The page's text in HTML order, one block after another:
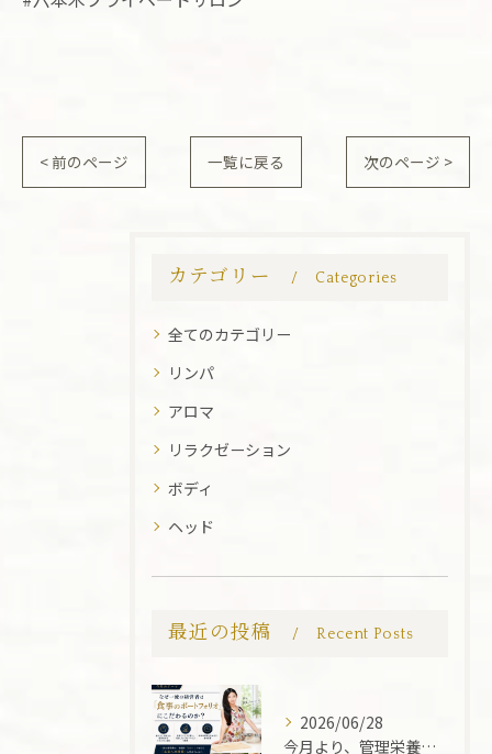
< 前のページ 一覧に戻る 次のページ >
カテゴリー Categories
全てのカテゴリー
リンパ
アロマ
リラクゼーション
ボディ
ヘッド
最近の投稿 Recent Posts
2026/06/28
今月より、管理栄養士 武井 香七さんにご協力いただき、お食事...